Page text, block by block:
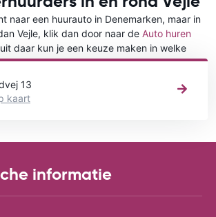
naar een huurauto in Denemarken, maar in
Vejle, klik dan door naar de Auto huren
daar kun je een keuze maken in welke
je een auto huren wilt.
13
kaart
informatie